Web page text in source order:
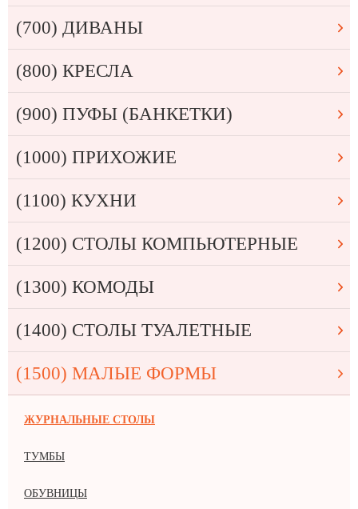
(700) ДИВАНЫ
(800) КРЕСЛА
(900) ПУФЫ (БАНКЕТКИ)
(1000) ПРИХОЖИЕ
(1100) КУХНИ
(1200) СТОЛЫ КОМПЬЮТЕРНЫЕ
(1300) КОМОДЫ
(1400) СТОЛЫ ТУАЛЕТНЫЕ
(1500) МАЛЫЕ ФОРМЫ
ЖУРНАЛЬНЫЕ СТОЛЫ
ТУМБЫ
ОБУВНИЦЫ